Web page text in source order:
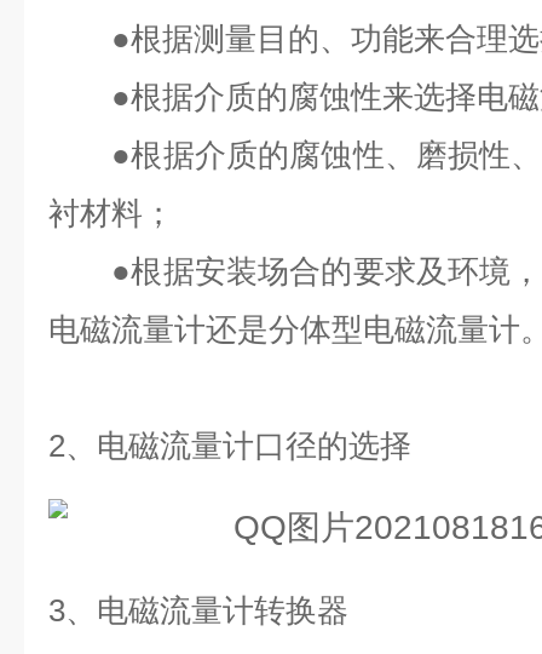
●根据测量目的、功能来合理
●根据介质的腐蚀性来选择电
●根据介质的腐蚀性、磨损性
衬材料；
●根据安装场合的要求及环境
电磁流量计还是分体型电磁流量计
2、 电磁流量计口径的选择
3、 电磁流量计转换器